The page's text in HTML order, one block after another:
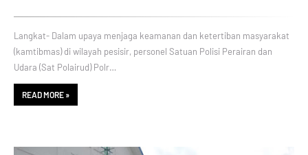
Langkat- Dalam upaya menjaga keamanan dan ketertiban masyarakat
(kamtibmas) di wilayah pesisir, personel Satuan Polisi Perairan dan
Udara (Sat Polairud) Polr…
READ MORE »